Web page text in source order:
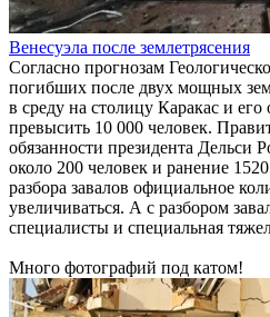
Венесуэла после землетрясения
Согласно прогнозам
погибших после двух мощных
в среду на столицу Каракас и
превысить 10 000 человек.
обязанности президента Дельси
около 200 человек и ранение
разбора завалов официальное
увеличиваться. А с разбором
специалисты и специальная
Много фотографий под катом!